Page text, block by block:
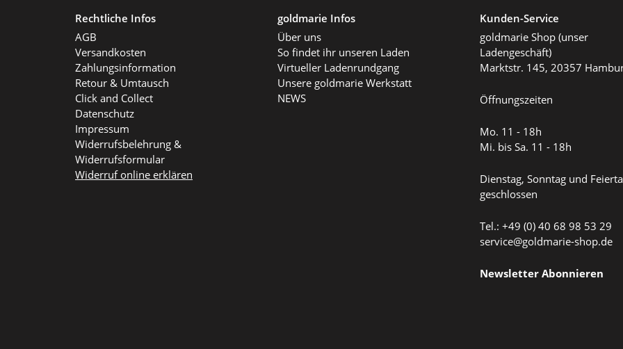
Rechtliche Infos
AGB
Versandkosten
Zahlungsinformation
Retour & Umtausch
Click and Collect
Datenschutz
Impressum
Widerrufsbelehrung &
Widerrufsformular
Widerruf online erklären
goldmarie Infos
Über uns
So findet ihr unseren Laden
Virtueller Ladenrundgang
Unsere goldmarie Werkstatt
NEWS
Kunden-Service
goldmarie Shop (unser
Ladengeschäft)
Marktstr. 145, 20357
Öffnungszeiten
Mo. 11 - 18h
Mi. bis Sa. 11 - 18h
Dienstag, Sonntag und
geschlossen
Tel.: +49 (0) 40 68 98 53 29
service@goldmarie-shop.de
Newsletter Abonnieren